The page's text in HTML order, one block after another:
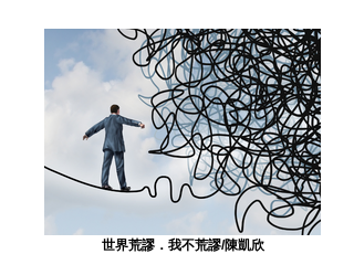
的善
現
的
學
育/
陳
羅
彤
的
力
量/
周
善
美
展
命
神
（missio
/
學
教
育/
欣
羅
彤
的
量/
周
聲
善
現
——
使
命
的
神
（missio
/
學
陳
凱
欣
羅
曉
的
力
量/
周
聲
善
美
展
——
使
命
神
（missio
/
學
教
育/
陳
凱
欣
羅
曉
彤
的
力
量/
周
震
聲
善
美
展
現
——
使
命
的
神
（missio
/
學
教
育/
陳
凱
欣
羅
曉
彤
的
力
量/
周
震
聲
善
美
展
現
——
使
命
的
神
（missio
/
學
教
育/
陳
凱
欣
羅
曉
彤
的
力
量/
周
震
聲
善
美
展
現
——
使
命
的
神
（missio
Dei）
/
學
教
育/
陳
凱
欣
羅
曉
彤
的
力
量/
周
震
聲
善
美
展
現
——
使
命
的
神
（missio
Dei）
/
學
教
育/
陳
凱
欣
世界荒謬．我不荒謬/陳凱欣